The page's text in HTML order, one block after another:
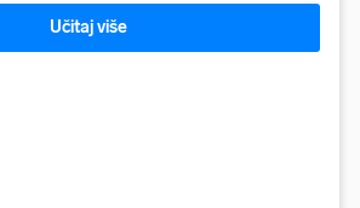
Učitaj više